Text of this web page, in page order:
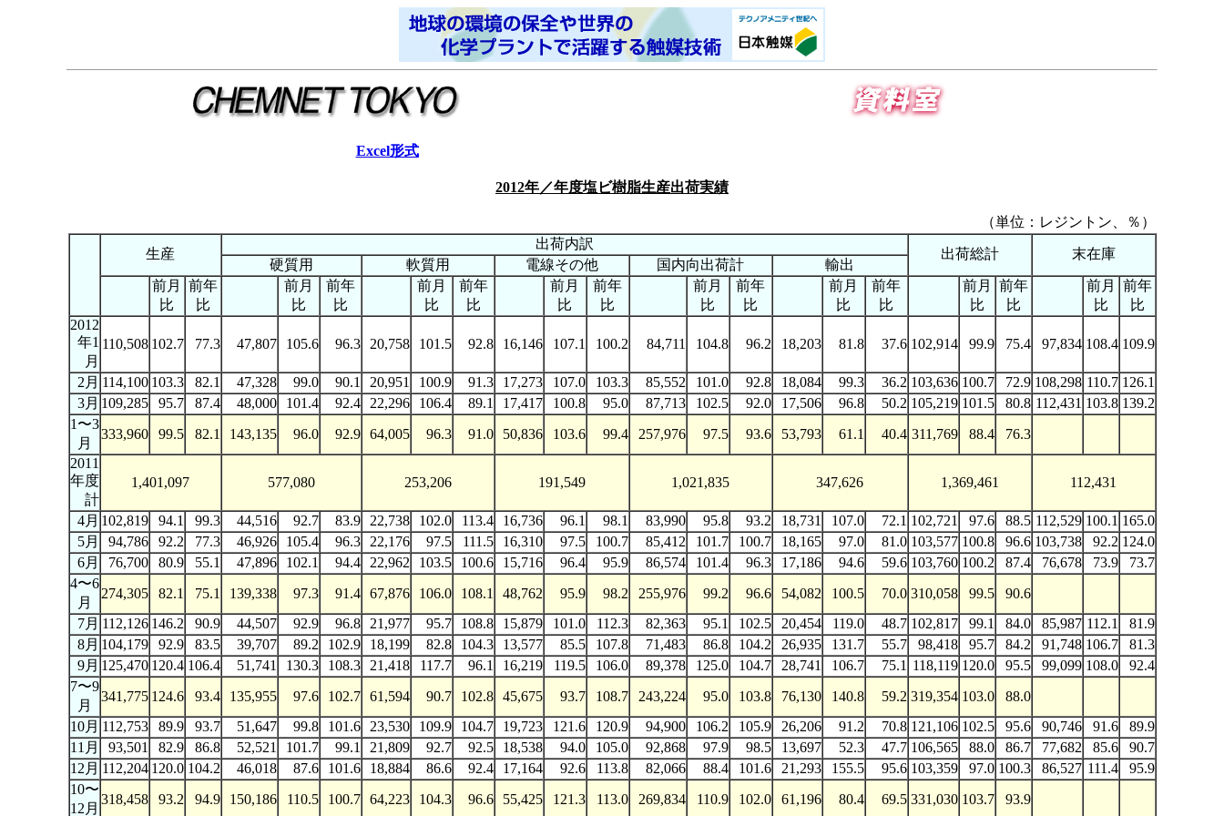
Excel形式
2012年／年度塩ビ樹脂生産出荷実績
（単位：レジントン、％）
生産
出荷内訳
出荷総計 末在庫
硬質用 軟質用 電線その他 国内向出荷計
輸出
前月
比
前年
比
前月
比
前年
比
前月
比
前年
比
前月
比
前年
比
前月
比
前年
比
前月
比
前年
比
前月
比
前年
比
前月
比
前年
比
2012
年1
月
110,508 102.7 77.3 47,807 105.6 96.3 20,758 101.5 92.8 16,146 107.1 100.2 84,711 104.8 96.2 18,203 81.8 37.6 102,914 99.9 75.4 97,834 108.4 109.9
2月 114,100 103.3 82.1 47,328 99.0 90.1 20,951 100.9 91.3 17,273 107.0 103.3 85,552 101.0 92.8 18,084 99.3 36.2 103,636 100.7 72.9 108,298 110.7 126.1
3月 109,285 95.7 87.4 48,000 101.4 92.4 22,296 106.4 89.1 17,417 100.8 95.0 87,713 102.5 92.0 17,506 96.8 50.2 105,219 101.5 80.8 112,431 103.8 139.2
1〜3
月
333,960 99.5 82.1 143,135 96.0 92.9 64,005 96.3 91.0 50,836 103.6 99.4 257,976 97.5 93.6 53,793 61.1 40.4 311,769 88.4
76.3
2011
年度
計
1,401,097 577,080 253,206 191,549 1,021,835 347,626 1,369,461 112,431
4月 102,819 94.1 99.3 44,516 92.7 83.9 22,738 102.0 113.4 16,736 96.1 98.1 83,990 95.8 93.2 18,731 107.0 72.1 102,721 97.6 88.5 112,529 100.1 165.0
5月
94,786 92.2 77.3 46,926 105.4 96.3 22,176 97.5 111.5 16,310 97.5 100.7 85,412 101.7 100.7 18,165 97.0 81.0 103,577 100.8 96.6 103,738 92.2 124.0
6月
76,700 80.9 55.1 47,896 102.1 94.4 22,962 103.5 100.6 15,716 96.4 95.9 86,574 101.4 96.3 17,186 94.6 59.6 103,760 100.2 87.4 76,678 73.9
73.7
4〜6
月
274,305 82.1 75.1 139,338 97.3 91.4 67,876 106.0 108.1 48,762 95.9 98.2 255,976 99.2 96.6 54,082 100.5 70.0 310,058 99.5
90.6
7月 112,126 146.2 90.9 44,507 92.9 96.8 21,977 95.7 108.8 15,879 101.0 112.3 82,363 95.1 102.5 20,454 119.0 48.7 102,817 99.1 84.0 85,987 112.1
81.9
8月 104,179 92.9 83.5 39,707 89.2 102.9 18,199 82.8 104.3 13,577 85.5 107.8 71,483 86.8 104.2 26,935 131.7 55.7 98,418 95.7 84.2 91,748 106.7
81.3
9月 125,470 120.4 106.4 51,741 130.3 108.3 21,418 117.7 96.1 16,219 119.5 106.0 89,378 125.0 104.7 28,741 106.7 75.1 118,119 120.0 95.5 99,099 108.0
92.4
7〜9
月
341,775 124.6 93.4 135,955 97.6 102.7 61,594 90.7 102.8 45,675 93.7 108.7 243,224 95.0 103.8 76,130 140.8 59.2 319,354 103.0
88.0
10月 112,753 89.9 93.7 51,647 99.8 101.6 23,530 109.9 104.7 19,723 121.6 120.9 94,900 106.2 105.9 26,206 91.2 70.8 121,106 102.5 95.6 90,746 91.6
89.9
11月
93,501 82.9 86.8 52,521 101.7 99.1 21,809 92.7 92.5 18,538 94.0 105.0 92,868 97.9 98.5 13,697 52.3 47.7 106,565 88.0 86.7 77,682 85.6
90.7
12月 112,204 120.0 104.2 46,018 87.6 101.6 18,884 86.6 92.4 17,164 92.6 113.8 82,066 88.4 101.6 21,293 155.5 95.6 103,359 97.0 100.3 86,527 111.4
95.9
10〜
12月
318,458 93.2 94.9 150,186 110.5 100.7 64,223 104.3 96.6 55,425 121.3 113.0 269,834 110.9 102.0 61,196 80.4 69.5 331,030 103.7 93.9